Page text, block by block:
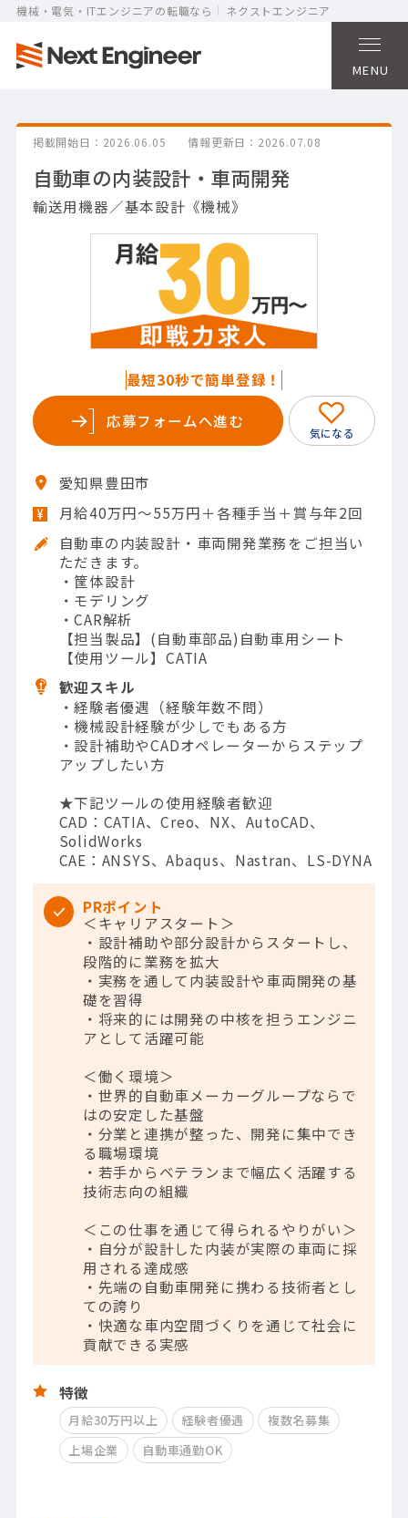
機械・電気・ITエンジニアの転職なら ネクストエンジニア
MENU
掲載開始日 2026.06.05 情報更新日 2026.07.08
自動車の内装設計・車両開発
輸送用機器／基本設計《機械》
最短30秒で簡単登録！
応募フォームへ進む
愛知県豊田市
月給40万円～55万円＋各種手当＋賞与年2回
自動車の内装設計・車両開発業務をご担当い
ただきます。
・筐体設計
・モデリング
・CAR解析
【担当製品】(自動車部品)自動車用シート
【使用ツール】CATIA
歓迎スキル
・経験者優遇（経験年数不問）
・機械設計経験が少しでもある方
・設計補助やCADオペレーターからステップ
アップしたい方
★下記ツールの使用経験者歓迎
CAD：CATIA、Creo、NX、AutoCAD、
SolidWorks
CAE：ANSYS、Abaqus、Nastran、LS-DYNA
PRポイント
＜キャリアスタート＞
・設計補助や部分設計からスタートし、
段階的に業務を拡大
・実務を通して内装設計や車両開発の基
礎を習得
・将来的には開発の中核を担うエンジニ
アとして活躍可能
＜働く環境＞
・世界的自動車メーカーグループならで
はの安定した基盤
・分業と連携が整った、開発に集中でき
る職場環境
・若手からベテランまで幅広く活躍する
技術志向の組織
＜この仕事を通じて得られるやりがい＞
・自分が設計した内装が実際の車両に採
用される達成感
・先端の自動車開発に携わる技術者とし
ての誇り
・快適な車内空間づくりを通じて社会に
貢献できる実感
特徴
月給30万円以上 経験者優遇
複数名募集
上場企業
自動車通勤OK